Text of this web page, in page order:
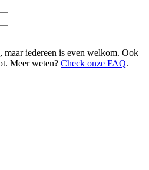
maar iedereen is even welkom. Ook
Meer weten? Check onze FAQ.